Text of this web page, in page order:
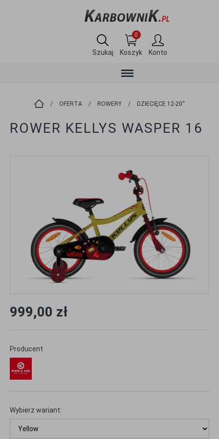
Szukaj
0
Koszyk Konto
/ OFERTA / ROWERY / DZIECIĘCE 12-20''
ROWER KELLYS WASPER 16
999,00 zł
Producent
Wybierz wariant: